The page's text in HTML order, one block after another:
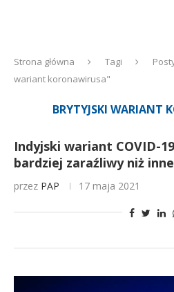
Strona główna Tagi
wariant koronawirusa"
BRYTYJSKI WARIANT
Indyjski wariant COVID-
bardziej zaraźliwy niż
przez PAP 17 maja 2021